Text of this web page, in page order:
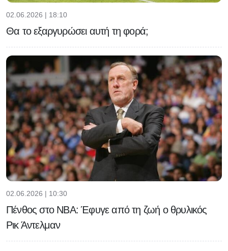
02.06.2026 | 18:10
Θα το εξαργυρώσει αυτή τη φορά;
02.06.2026 | 10:30
Πένθος στο NBA: Έφυγε από τη ζωή ο θρυλικός
Ρικ Άντελμαν